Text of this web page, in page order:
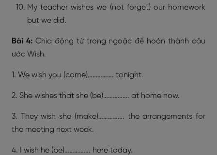
My teacher wishes we (not forget) our homework
but we did.
Bài 4:Chia động từ trong ngoặc để hoàn thành câu
ước Wish.
1. We wish you (come)……………. tonight.
2. She wishes that she (be)……………. at home now.
3. They wish she (make)……………. the arrangements for
the meeting next week.
4. I wish he (be)……………. here today.